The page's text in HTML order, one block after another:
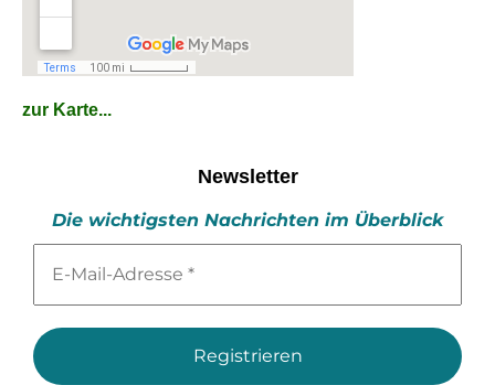
zur Karte...
Newsletter
Die wichtigsten Nachrichten im Überblick
Mail-
*